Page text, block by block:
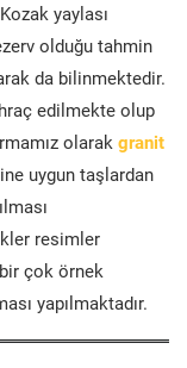
yaylası
olduğu tahmin
da bilinmektedir.
edilmekte olup
olarak granit
uygun taşlardan
resimler
çok örnek
yapılmaktadır.